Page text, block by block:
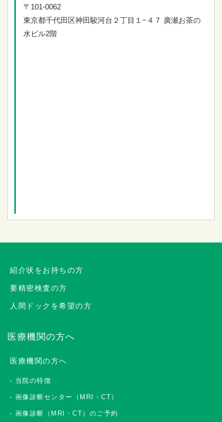
〒101-0062
東京都千代田区神田駿河台２丁目１−４７ 廣瀬お茶の
水ビル2階
紹介状をお持ちの方
要精密検査の方
人間ドックを希望の方
医療機関の方へ
医療機関の方へ
当院の特徴
画像診断センター（MRI・CT）
画像診断（MRI・CT）のご予約